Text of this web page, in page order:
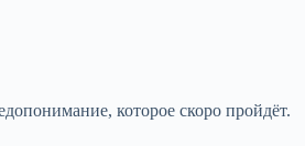
которое скоро пройдёт.